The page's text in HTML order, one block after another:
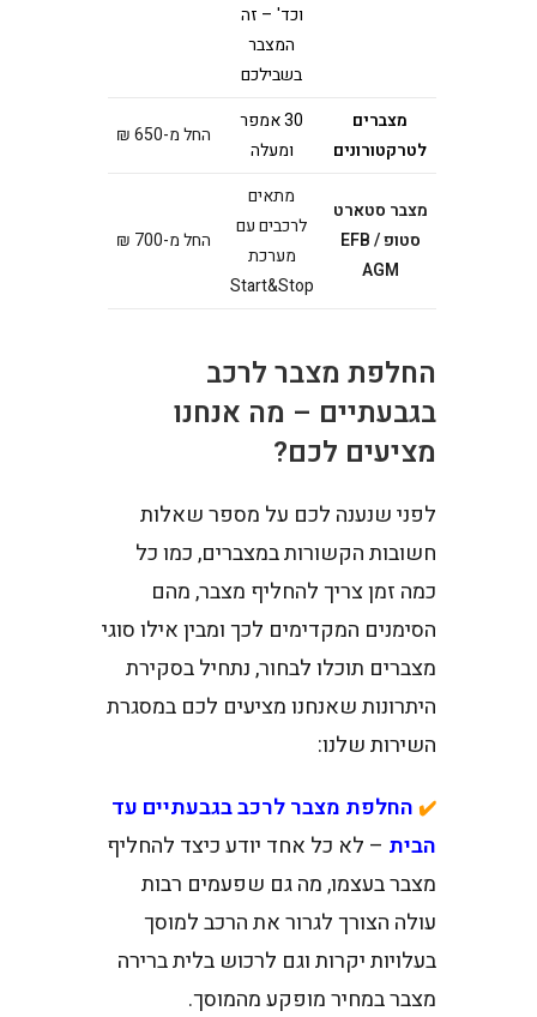
וכד' – זה
המצבר
בשבילכם
מצברים
לטרקטורונים
30 אמפר
ומעלה
החל מ-650 ₪
מצבר סטארט
סטופ EFB /
AGM
מתאים
לרכבים עם
מערכת
Start&Stop
החל מ-700 ₪
החלפת מצבר לרכב
בגבעתיים – מה אנחנו
מציעים לכם?
לפני שנענה לכם על מספר שאלות
חשובות הקשורות במצברים, כמו כל
כמה זמן צריך להחליף מצבר, מהם
הסימנים המקדימים לכך ומבין אילו סוגי
מצברים תוכלו לבחור, נתחיל בסקירת
היתרונות שאנחנו מציעים לכם במסגרת
השירות שלנו:
✔️ החלפת מצבר לרכב בגבעתיים עד
הבית – לא כל אחד יודע כיצד להחליף
מצבר בעצמו, מה גם שפעמים רבות
עולה הצורך לגרור את הרכב למוסך
בעלויות יקרות וגם לרכוש בלית ברירה
מצבר במחיר מופקע מהמוסך.